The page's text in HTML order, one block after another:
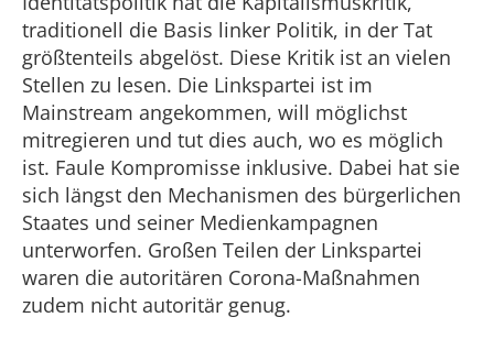
traditionell die Basis linker Politik, in der Tat
größtenteils abgelöst. Diese Kritik ist an vielen
Stellen zu lesen. Die Linkspartei ist im
Mainstream angekommen, will möglichst
mitregieren und tut dies auch, wo es möglich
ist. Faule Kompromisse inklusive. Dabei hat sie
sich längst den Mechanismen des bürgerlichen
Staates und seiner Medienkampagnen
unterworfen. Großen Teilen der Linkspartei
waren die autoritären Corona-Maßnahmen
zudem nicht autoritär genug.